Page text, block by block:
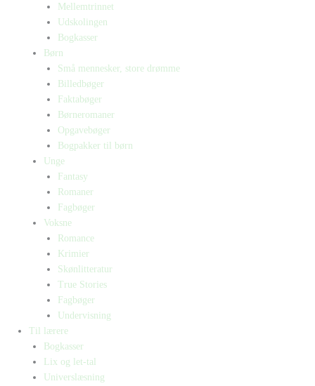
Mellemtrinnet
Udskolingen
Bogkasser
Børn
Små mennesker, store drømme
Billedbøger
Faktabøger
Børneromaner
Opgavebøger
Bogpakker til børn
Unge
Fantasy
Romaner
Fagbøger
Voksne
Romance
Krimier
Skønlitteratur
True Stories
Fagbøger
Undervisning
Til lærere
Bogkasser
Lix og let-tal
Universlæsning